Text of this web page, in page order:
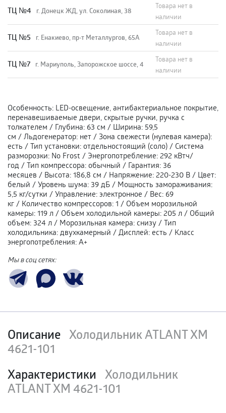
TЦ №4 г. Донецк ЖД, ул. Соколиная, 38
Товара нет в
наличии
TЦ №5 г. Енакиево, пр-т Металлургов, 65А
Товара нет в
наличии
ТЦ №7 г. Мариуполь, Запорожское шоссе, 4
Товара нет в
наличии
Особенность: LED-освещение, антибактериальное покрытие,
перенавешиваемые двери, скрытые ручки, ручка с
толкателем / Глубина: 63 см / Ширина: 59,5
см / Льдогенератор: нет / Зона свежести (нулевая камера):
есть / Тип установки: отдельностоящий (соло) / Система
разморозки: No Frost / Энергопотребление: 292 кВтч/
год / Тип компрессора: обычный / Гарантия: 36
месяцев / Высота: 186,8 см / Напряжение: 220-230 В / Цвет:
белый / Уровень шума: 39 дБ / Мощность замораживания:
5,5 кг/сутки / Управление: электронное / Вес: 69
кг / Количество компрессоров: 1 / Объем морозильной
камеры: 119 л / Объем холодильной камеры: 205 л / Общий
объем: 324 л / Морозильная камера: снизу / Тип
холодильника: двухкамерный / Дисплей: есть / Класс
энергопотребления: А+
Мы в соц сетях:
Описание Холодильник ATLANT ХМ
4621-101
Характеристики Холодильник
ATLANT ХМ 4621-101